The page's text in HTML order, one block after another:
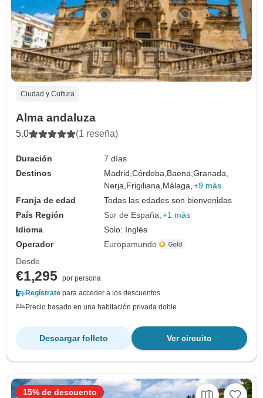
Ciudad y Cultura
Alma andaluza
5.0 (1 reseña)
Duración
7 días
Destinos
Madrid,Córdoba, Baena,Granada,
Nerja, Frigiliana, Málaga, +9 más
Franja de edad
Todas las edades son bienvenidas
País Región
Sur de España +1 más
Idioma
Solo: Inglés
Operador
Europamundo
Desde
€1,295 por persona
Regístrate para acceder a los descuentos
Precio basado en una habitación privada doble
Ver circuito
Descargar folleto
15% de descuento